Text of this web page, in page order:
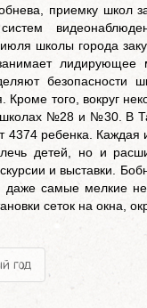
приемку школ
школы города
безопасности
того, вокруг
№28 и №30. В
4374 ребенка.
детей, но и
и выставки.
самые мелкие
сеток на окна,
год